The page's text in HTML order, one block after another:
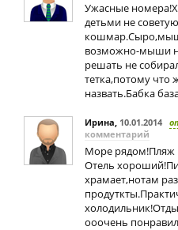
Ужасные
детьми не
возможно-мыши
решать не
тетка,потому
назвать.Бабка
Ирина, 10.01.2014
комментарий
Море рядом!Пляж
Отель
храмает,нотам
ооочень